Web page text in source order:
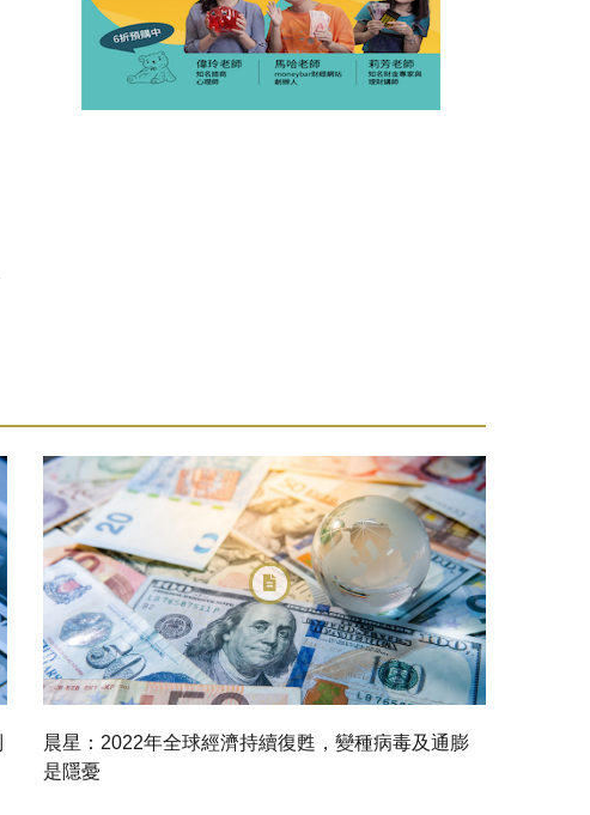
晨星：2022年全球經濟持續復甦，變種病毒及通膨
是隱憂